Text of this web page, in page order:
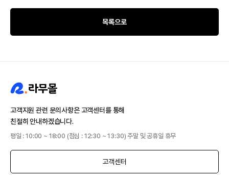
목록으로
고객지원 관련 문의사항은 고객센터를 통해
친절히 안내하겠습니다.
평일 : 10:00 ~ 18:00 (점심 : 12:30 ~ 13:30) 주말 및 공휴일 휴무
고객센터